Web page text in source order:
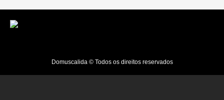
Domuscalida © Todos os direitos reservados